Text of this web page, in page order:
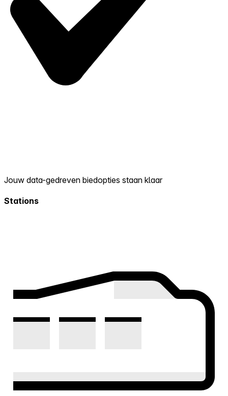
Jouw data-gedreven biedopties staan klaar
Stations